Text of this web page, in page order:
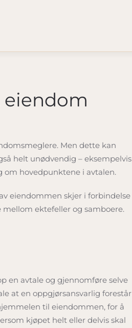
eiendom
Men dette kan
helt unødvendig – eksempelvis
om hovedpunktene i avtalen.
eiendommen skjer i forbindelse
mellom ektefeller og samboere.
en avtale og gjennomføre selve
at en oppgjørsansvarlig forestår
til eiendommen, for å
kjøpet helt eller delvis skal